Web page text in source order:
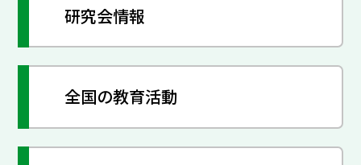
研究会情報
全国の教育活動